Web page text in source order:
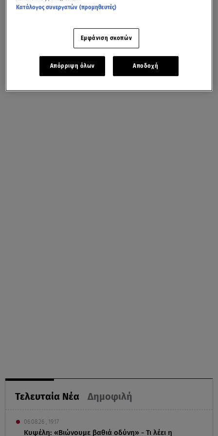
Τελευταία Νέα Δημοφιλή
06.08.26 , 19:17
Κυψέλη: «Βιώνουμε βαθιά οδύνη» - Τι λέει η
Κατάλογος συνεργατών (προμηθευτές)
Εμφάνιση σκοπών
Απόρριψη όλων Αποδοχή